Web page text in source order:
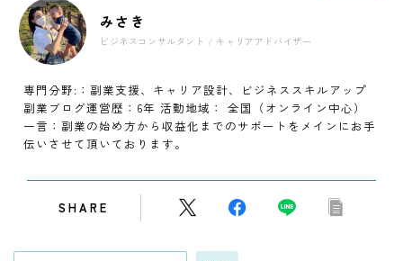
みさき
ビジネスコンサルタント / キャリアアドバイザー
専門分野:：副業支援、キャリア設計、ビジネススキルアップ
副業ブログ運営歴：6年 活動地域： 全国（オンライン中心）
一言：副業の始め方から収益化までのサポートをメインにお手
伝いさせて頂いております。
SHARE